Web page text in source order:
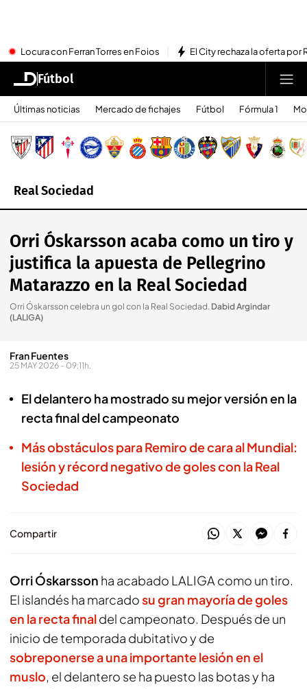
Locura con Ferran Torres en Foios El City rechaza la oferta por
Fútbol
Últimas noticias Mercado de fichajes Fútbol Fórmula 1
Real Sociedad
Orri Óskarsson acaba como un tiro y
justifica la apuesta de Pellegrino
Matarazzo en la Real Sociedad
Orri Óskarsson celebra un gol con la Real Sociedad. Dabid Argindar
(LALIGA)
Fran Fuentes
25 MAY 2026 - 09:11h.
El delantero ha mostrado su mejor versión en la
recta final del campeonato
Más obstáculos para Remiro de cara al Mundial:
lesión y récord negativo de goles con la Real
Sociedad
Compartir
Orri Óskarsson ha acabado LALIGA como un tiro.
El islandés ha marcadosu gran mayoría de goles
en la recta finaldel campeonato. Después de un
inicio de temporada dubitativo y de
sobreponerse a una importante lesión en el
muslo, el delantero se ha puesto las botas y ha